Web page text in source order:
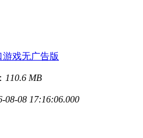
戏无广告版
110.6 MB
08-08 17:16:06.000